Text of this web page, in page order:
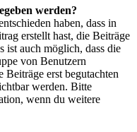
werden?
haben, dass in
erstellt hast, die Beiträge
ist auch möglich, dass die
von Benutzern
Beiträge erst begutachten
werden. Bitte
wenn du weitere